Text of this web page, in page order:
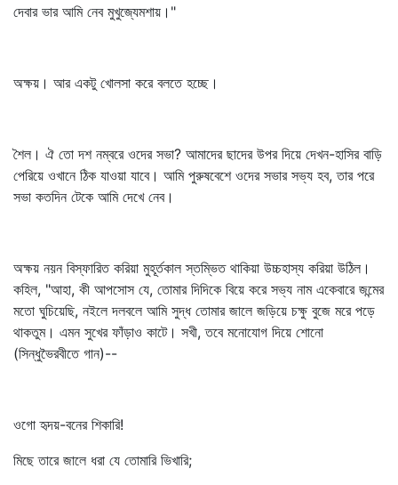
দেবার ভার আমি নেব মুখুজ্যেমশায়।"
অক্ষয়। আর একটু খোলসা করে বলতে হচ্ছে।
শৈল। ঐ তো দশ নম্বরে ওদের সভা? আমাদের ছাদের উপর দিয়ে দেখন-হাসির বাড়ি
পেরিয়ে ওখানে ঠিক যাওয়া যাবে। আমি পুরুষবেশে ওদের সভার সভ্য হব, তার পরে
সভা কতদিন টেকে আমি দেখে নেব।
অক্ষয় নয়ন বিস্ফারিত করিয়া মুহূর্তকাল স্তম্ভিত থাকিয়া উচ্চহাস্য করিয়া উঠিল।
কহিল, "আহা, কী আপসোস যে, তোমার দিদিকে বিয়ে করে সভ্য নাম একেবারে জন্মের
মতো ঘুচিয়েছি, নইলে দলবলে আমি সুদ্ধ তোমার জালে জড়িয়ে চক্ষু বুজে মরে পড়ে
থাকতুম। এমন সুখের ফাঁড়াও কাটে। সখী, তবে মনোযোগ দিয়ে শোনো
(সিন্ধুভৈরবীতে গান)--
ওগো হৃদয়-বনের শিকারি!
মিছে তারে জালে ধরা যে তোমারি ভিখারি;